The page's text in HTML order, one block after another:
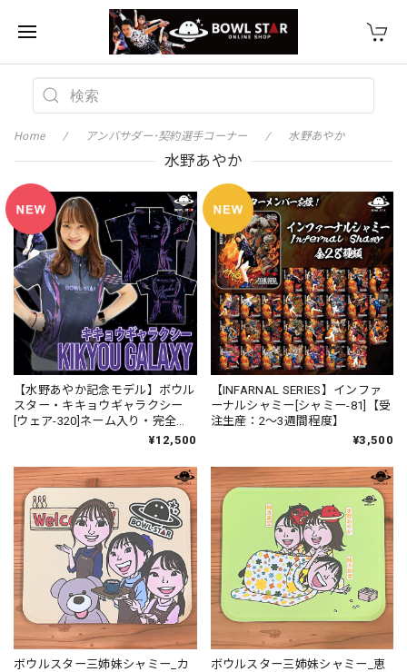
Home アンバサダー･契約選手コーナー 水野あやか
水野あやか
【水野あやか記念モデル】ボウル
スター・キキョウギャラクシー
[ウェア-320]ネーム入り・完全受
¥12,500
【INFARNAL SERIES】インファ
ーナルシャミー[シャミー-81]【受
注生産：2〜3週間程度】
¥3,500
ボウルスター三姉妹シャミー_カ
ボウルスター三姉妹シャミー_恵